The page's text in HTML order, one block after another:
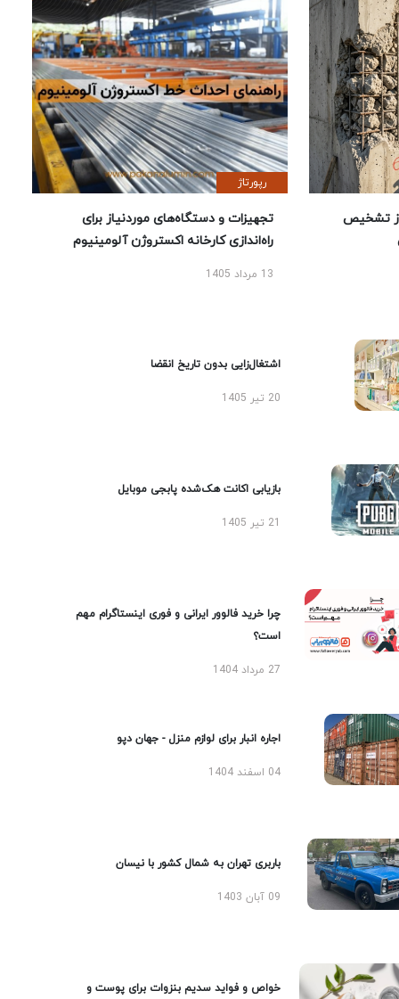
تشخیص
رپورتاژ
تجهیزات و دستگاه‌های موردنیاز برای
راه‌اندازی کارخانه اکستروژن آلومینیوم
13 مرداد 1405
اشتغال‌زایی بدون تاریخ انقضا
20 تیر 1405
بازیابی اکانت هک‌شده پابجی موبایل
چرا خرید فالوور ایرانی و فوری اینستاگرام مهم
است؟
27 مرداد 1404
اجاره انبار برای لوازم منزل - جهان دپو
04 اسفند 1404
باربری تهران به شمال کشور با نیسان
09 آبان 1403
خواص و فواید سدیم بنزوات برای پوست و